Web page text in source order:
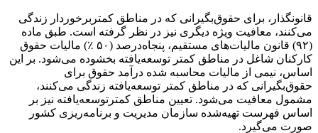
قانونگذار، برای حقوق‌بگیرانی که در مناطق کمتربرخوردار زندگی
می‏‌کنند، معافیت ویژه‏ دیگری نیز در نظر گرفته است. طبق ماده
(۹۲) قانون مالیات‌های مستقیم، پنجاه‌درصد (۵۰ ٪) مالیات حقوق
کارکنان شاغل در مناطق کمتر توسعه‌یافته بخشوده می‌شود. بر این
اساس، نیمی از مالیات محاسبه شده درآمد حقوق برای
حقوق‏‌بگیرانی که در مناطق کمتر توسعه‌یافته زندگی می‌‏کنند،
مشمول معافیت می‏‌شود. تعیین مناطق کمترتوسعه‌‏یافته نیز بر
اساس فهرست تهیه‏‌شده سازمان مدیریت و برنامه‌ریزی کشور
صورت می‏‌گیرد.